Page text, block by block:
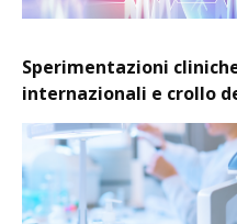
Sperimentazioni
internazionali e crollo